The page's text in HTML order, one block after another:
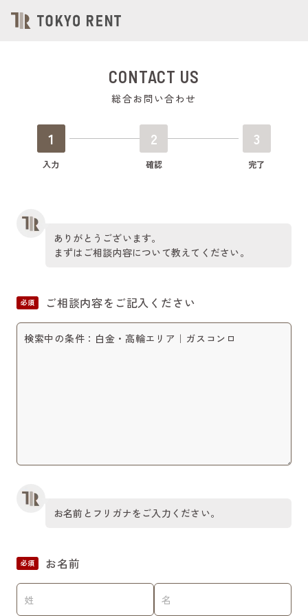
CONTACT US
総合お問い合わせ
1
入力
2
確認
3
完了
ありがとうございます。
まずはご相談内容について教えてください。
必須 ご相談内容をご記入ください
お名前とフリガナをご入力ください。
必須 お名前